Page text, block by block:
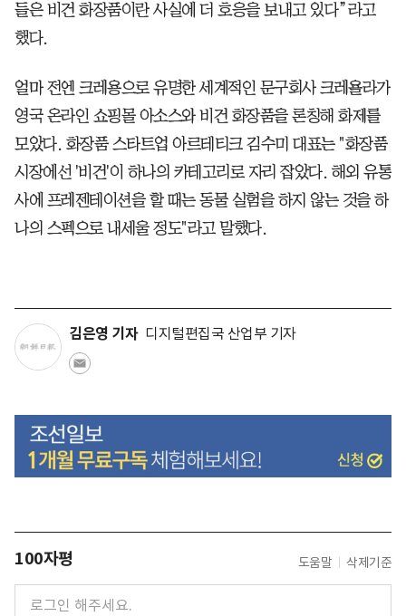
들은 비건 화장품이란 사실에 더 호응을 보내고 있다”라고
했다.
얼마 전엔 크레용으로 유명한 세계적인 문구회사 크레욜라가
영국 온라인 쇼핑몰 아소스와 비건 화장품을 론칭해 화제를
모았다. 화장품 스타트업 아르테티크 김수미 대표는 "화장품
시장에선 '비건'이 하나의 카테고리로 자리 잡았다. 해외 유통
사에 프레젠테이션을 할 때는 동물 실험을 하지 않는 것을 하
나의 스펙으로 내세울 정도"라고 말했다.
김은영 기자 디지털편집국 산업부 기자
100자평 도움말 삭제기준